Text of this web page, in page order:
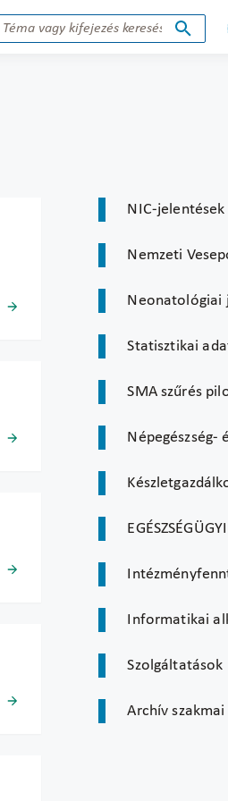
NIC-
Nemzeti
Neonatológiai
Statisztikai
SMA szűrés
Népegészség-
Informatikai
Szolgáltatások
Archív